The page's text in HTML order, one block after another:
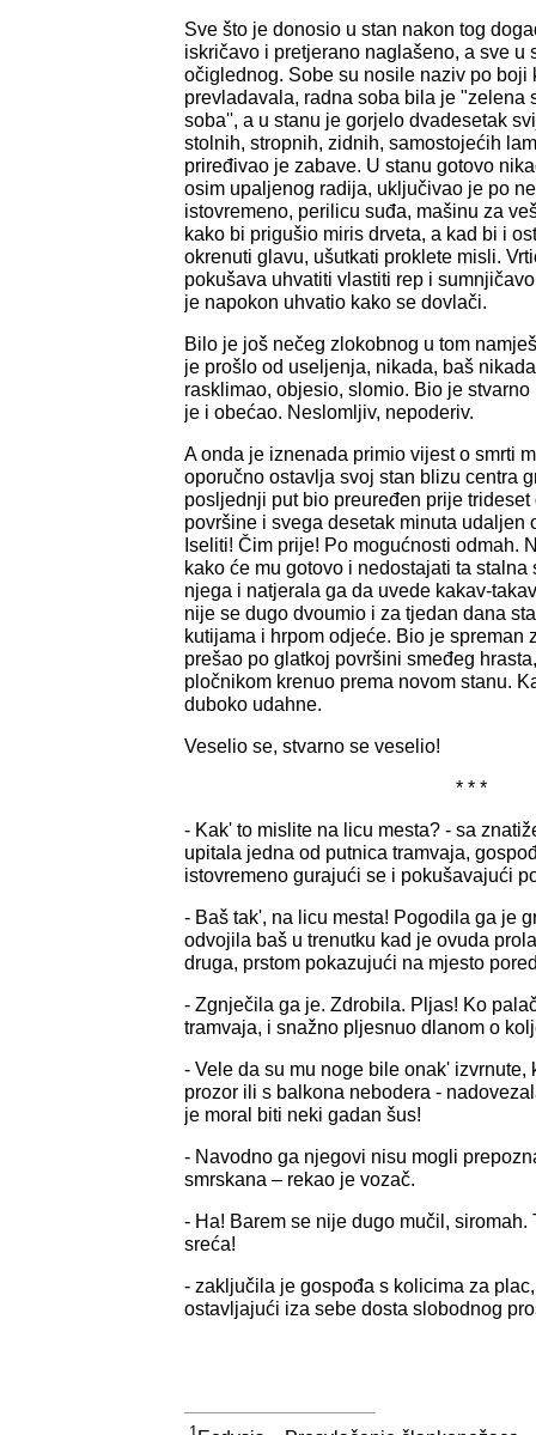
Sve što je donosio u stan nakon tog
iskričavo i pretjerano naglašeno, a sve u
očiglednog. Sobe su nosile naziv po boji
prevladavala, radna soba bila je "zelena
soba'', a u stanu je gorjelo dvadesetak
stolnih, stropnih, zidnih, samostojećih
priređivao je zabave. U stanu gotovo
osim upaljenog radija, uključivao je po
istovremeno, perilicu suđa, mašinu za
kako bi prigušio miris drveta, a kad bi i
okrenuti glavu, ušutkati proklete misli.
pokušava uhvatiti vlastiti rep i
je napokon uhvatio kako se dovlači.
Bilo je još nečeg zlokobnog u tom
je prošlo od useljenja, nikada, baš
rasklimao, objesio, slomio. Bio je
je i obećao. Neslomljiv, nepoderiv.
A onda je iznenada primio vijest o smrti
oporučno ostavlja svoj stan blizu centra
posljednji put bio preuređen prije
površine i svega desetak minuta udaljen
Iseliti! Čim prije! Po mogućnosti odmah.
kako će mu gotovo i nedostajati ta
njega i natjerala ga da uvede kakav-
nije se dugo dvoumio i za tjedan dana
kutijama i hrpom odjeće. Bio je spreman
prešao po glatkoj površini smeđeg
pločnikom krenuo prema novom stanu.
duboko udahne.
Veselio se, stvarno se veselio!
* * *
- Kak' to mislite na licu mesta? - sa
upitala jedna od putnica tramvaja,
istovremeno gurajući se i pokušavajući
- Baš tak', na licu mesta! Pogodila ga je
odvojila baš u trenutku kad je ovuda
druga, prstom pokazujući na mjesto
- Zgnječila ga je. Zdrobila. Pljas! Ko
tramvaja, i snažno pljesnuo dlanom o
- Vele da su mu noge bile onak' izvrnute,
prozor ili s balkona nebodera -
je moral biti neki gadan šus!
- Navodno ga njegovi nisu mogli
smrskana – rekao je vozač.
- Ha! Barem se nije dugo mučil, siromah.
sreća!
- zaključila je gospođa s kolicima za
ostavljajući iza sebe dosta slobodnog